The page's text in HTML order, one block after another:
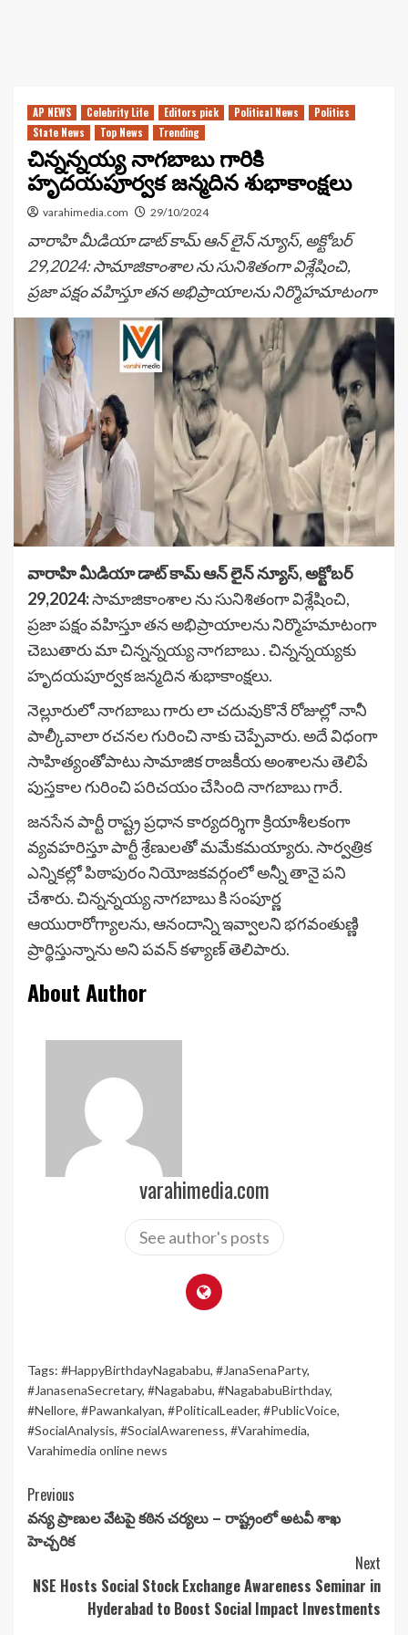
AP NEWS Celebrity Life Editors pick Political News
Politics
State News
Top News Trending
చిన్నన్నయ్య నాగబాబు గారికి
హృదయపూర్వక జన్మదిన శుభాకాంక్షలు
varahimedia.com 29/10/2024
వారాహి మీడియా డాట్ కామ్ ఆన్ లైన్ న్యూస్, అక్టోబర్
29,2024: సామాజికాంశాల ను సునిశితంగా విశ్లేషించి,
ప్రజా పక్షం వహిస్తూ తన అభిప్రాయాలను నిర్మొహమాటంగా
వారాహి మీడియా డాట్ కామ్ ఆన్ లైన్ న్యూస్, అక్టోబర్
29,2024:సామాజికాంశాల ను సునిశితంగా విశ్లేషించి,
ప్రజా పక్షం వహిస్తూ తన అభిప్రాయాలను నిర్మొహమాటంగా
చెబుతారు మా చిన్నన్నయ్య నాగబాబు . చిన్నన్నయ్యకు
హృదయపూర్వక జన్మదిన శుభాకాంక్షలు.
నెల్లూరులో నాగబాబు గారు లా చదువుకొనే రోజుల్లో నానీ
పాల్కీవాలా రచనల గురించి నాకు చెప్పేవారు. అదే విధంగా
సాహిత్యంతోపాటు సామాజిక రాజకీయ అంశాలను తెలిపే
పుస్తకాల గురించి పరిచయం చేసింది నాగబాబు గారే.
జనసేన పార్టీ రాష్ట్ర ప్రధాన కార్యదర్శిగా క్రియాశీలకంగా
వ్యవహరిస్తూ పార్టీ శ్రేణులతో మమేకమయ్యారు. సార్వత్రిక
ఎన్నికల్లో పిఠాపురం నియోజకవర్గంలో అన్నీ తానై పని
చేశారు. చిన్నన్నయ్య నాగబాబు కి సంపూర్ణ
ఆయురారోగ్యాలను, ఆనందాన్ని ఇవ్వాలని భగవంతుణ్ణి
ప్రార్థిస్తున్నాను అని పవన్ కళ్యాణ్ తెలిపారు.
About Author
varahimedia.com
See author's posts
Tags: #HappyBirthdayNagababu, #JanaSenaParty,
#JanasenaSecretary, #Nagababu, #NagababuBirthday,
#Nellore, #Pawankalyan, #PoliticalLeader, #PublicVoice,
#SocialAnalysis, #SocialAwareness, #Varahimedia,
Varahimedia online news
Continue
Reading
Previous
వన్య ప్రాణుల వేటపై కఠిన చర్యలు – రాష్ట్రంలో అటవీ శాఖ
హెచ్చరిక
Next
NSE Hosts Social Stock Exchange Awareness Seminar in
Hyderabad to Boost Social Impact Investments